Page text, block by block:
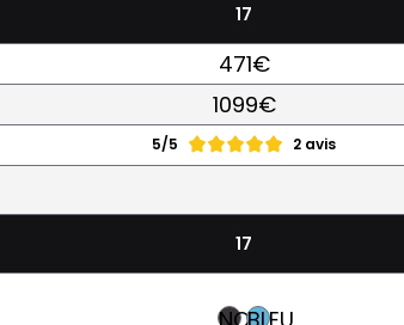
17
471€
1099€
5/5 2 avis
17